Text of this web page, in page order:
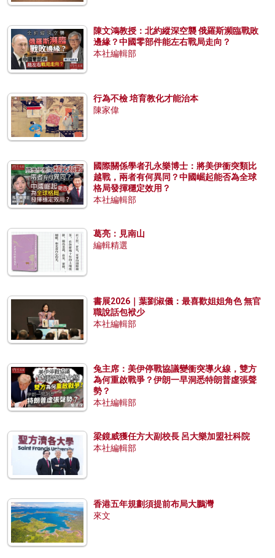
陳文鴻教授：北約縱深空襲 俄羅斯瀕臨戰敗
邊緣？中國零部件能左右戰局走向？
本社編輯部
行為不檢 培育教化才能治本
陳家偉
國際關係學者孔永樂博士：將美伊衝突類比
越戰，兩者有何異同？中國崛起能否為全球
格局發揮穩定效用？
本社編輯部
葛亮：見南山
編輯精選
書展2026｜葉劉淑儀：最喜歡姐姐角色 無官
職說話包袱少
本社編輯部
兔主席：美伊停戰協議變衝突導火線，雙方
為何重啟戰爭？伊朗一早洞悉特朗普虛張聲
勢？
本社編輯部
梁鏡威獲任方大副校長 呂大樂加盟社科院
本社編輯部
香港五年規劃須提前布局大鵬灣
來文